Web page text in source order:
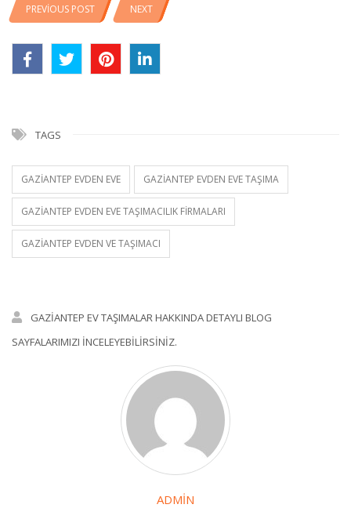
PREVIOUS POST NEXT
TAGS
GAZIANTEP EVDEN EVE GAZIANTEP EVDEN EVE TAŞIMA
GAZIANTEP EVDEN EVE TAŞIMACILIK FIRMALARI
GAZIANTEP EVDEN VE TAŞIMACI
GAZIANTEP EV TAŞIMALAR HAKKINDA DETAYLI BLOG
SAYFALARIMIZI INCELEYEBILIRSINIZ.
ADMIN